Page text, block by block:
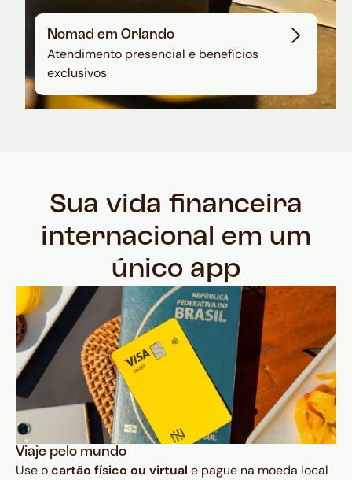
Nomad em Orlando
Atendimento presencial e benefícios
exclusivos
Sua vida financeira
internacional em um
único app
Viaje pelo mundo
Use ocartão físico ou virtual e pague na moeda local